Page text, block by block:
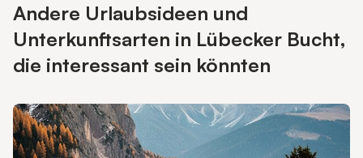
Andere Urlaubsideen und
Unterkunftsarten in Lübecker Bucht,
die interessant sein könnten